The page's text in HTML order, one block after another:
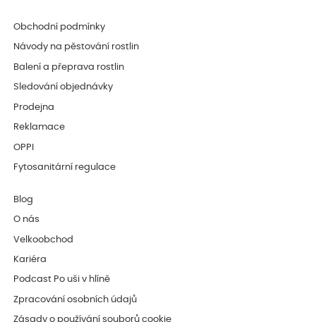
Obchodní podmínky
Návody na pěstování rostlin
Balení a přeprava rostlin
Sledování objednávky
Prodejna
Reklamace
OPPI
Fytosanitární regulace
Blog
O nás
Velkoobchod
Kariéra
Podcast Po uši v hlíně
Zpracování osobních údajů
Zásady o používání souborů cookie